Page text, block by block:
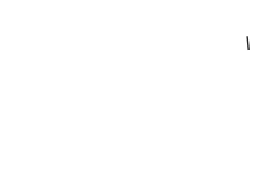
1